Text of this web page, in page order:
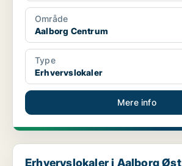
Område
Aalborg Centrum
Type
Erhvervslokaler
Mere info
Erhvervslokaler i Aalborg Øst
Erhvervslokaler i Aalborg Øst